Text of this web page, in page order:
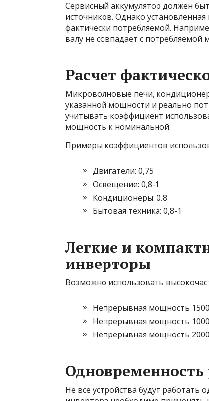
Сервисный аккумулятор должен
источников. Однако
фактически потребляемой.
валу не совпадает с потребляемой
Расчет
Микроволновые печи,
указанной мощности и реально
учитывать коэффициент
мощность к номинальной.
Примеры коэффициентов
Двигатели: 0,75
Освещение: 0,8-1
Кондиционеры: 0,8
Бытовая техника: 0,8-1
Легкие и
инверторы
Возможно использовать
Непрерывная мощность
Непрерывная мощность
Непрерывная мощность
Одновременность
Не все устройства будут работать